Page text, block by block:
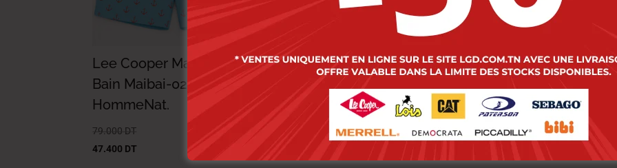
Lee Cooper Maillot de
Bain Maibai-02 Datch
HommeNat.
79.000 DT
47.400 DT
Lee Cooper Maillot de
Bain Maibai-03 Kirby
Homme Nat.
Lee Cooper Maillot
Bain Maibai-03 Midov
Homme Nat.
79.000DT